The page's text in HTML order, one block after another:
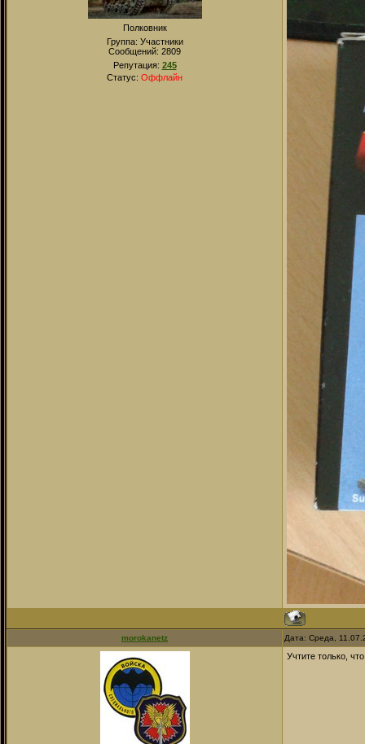
Полковник
Группа: Участники
Сообщений: 2809
Репутация: 245
Статус: Оффлайн
morokanetz Дата: Среда,
Учтите только,